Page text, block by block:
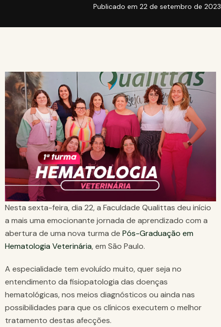
Publicado em 22 de setembro de 2023
Nesta sexta-feira, dia 22, a Faculdade Qualittas deu início
a mais uma emocionante jornada de aprendizado com a
abertura de uma nova turma de Pós-Graduação em
Hematologia Veterinária, em São Paulo.
A especialidade tem evoluído muito, quer seja no
entendimento da fisiopatologia das doenças
hematológicas, nos meios diagnósticos ou ainda nas
possibilidades para que os clínicos executem o melhor
tratamento destas afecções.